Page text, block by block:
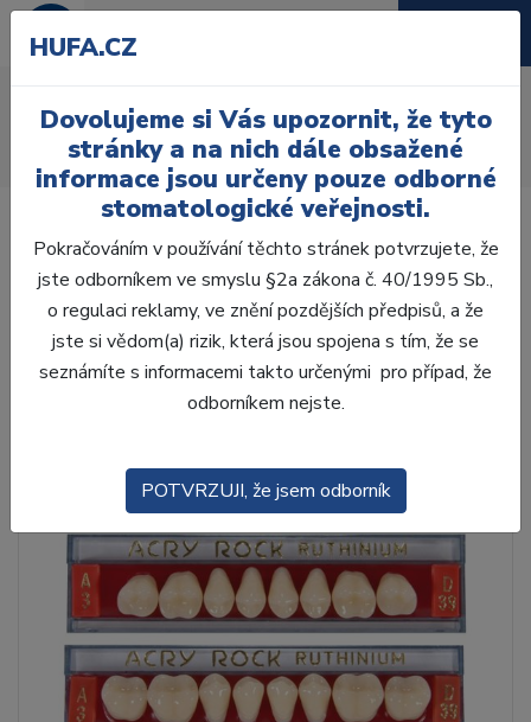
Úvod Zuby
AcryRock
AcryRock frontální D 6 ks I60, A1
HUFA.CZ
Dovolujeme si Vás upozornit, že tyto
stránky a na nich dále obsažené
informace jsou určeny pouze odborné
stomatologické veřejnosti.
Pokračováním v používání těchto stránek potvrzujete, že
jste odborníkem ve smyslu §2a zákona č. 40/1995 Sb.,
o regulaci reklamy, ve znění pozdějších předpisů, a že
jste si vědom(a) rizik, která jsou spojena s tím, že se
seznámíte s informacemi takto určenými pro případ, že
odborníkem nejste.
POTVRZUJI, že jsem odborník